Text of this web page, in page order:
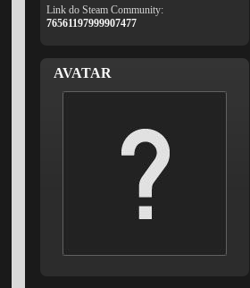
Link do Steam Community:
76561197999907477
AVATAR